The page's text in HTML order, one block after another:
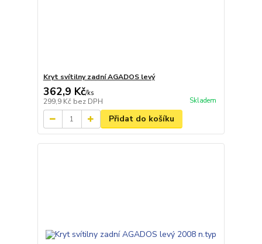
Kryt svítilny zadní AGADOS levý
362,9 Kč/ks
299,9 Kč bez DPH Skladem
Přidat do košíku